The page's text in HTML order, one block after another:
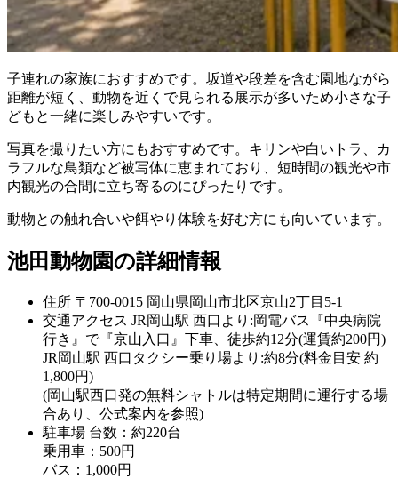
子連れの家族におすすめです。坂道や段差を含む園地ながら
距離が短く、動物を近くで見られる展示が多いため小さな子
どもと一緒に楽しみやすいです。
写真を撮りたい方にもおすすめです。キリンや白いトラ、カ
ラフルな鳥類など被写体に恵まれており、短時間の観光や市
内観光の合間に立ち寄るのにぴったりです。
動物との触れ合いや餌やり体験を好む方にも向いています。
池田動物園の詳細情報
住所 〒700-0015 岡山県岡山市北区京山2丁目5-1
交通アクセス JR岡山駅 西口より:岡電バス『中央病院
行き』で『京山入口』下車、徒歩約12分(運賃約200円)
JR岡山駅 西口タクシー乗り場より:約8分(料金目安 約
1,800円)
(岡山駅西口発の無料シャトルは特定期間に運行する場
合あり、公式案内を参照)
駐車場 台数：約220台
乗用車：500円
バス：1,000円